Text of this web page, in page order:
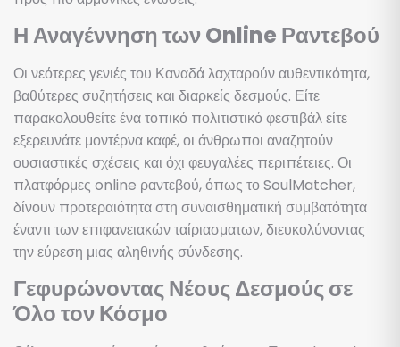
Η Αναγέννηση των Online Ραντεβού
Οι νεότερες γενιές του Καναδά λαχταρούν αυθεντικότητα,
βαθύτερες συζητήσεις και διαρκείς δεσμούς. Είτε
παρακολουθείτε ένα τοπικό πολιτιστικό φεστιβάλ είτε
εξερευνάτε μοντέρνα καφέ, οι άνθρωποι αναζητούν
ουσιαστικές σχέσεις και όχι φευγαλέες περιπέτειες. Οι
πλατφόρμες online ραντεβού, όπως το SoulMatcher,
δίνουν προτεραιότητα στη συναισθηματική συμβατότητα
έναντι των επιφανειακών ταίριασματων, διευκολύνοντας
την εύρεση μιας αληθινής σύνδεσης.
Γεφυρώνοντας Νέους Δεσμούς σε
Όλο τον Κόσμο